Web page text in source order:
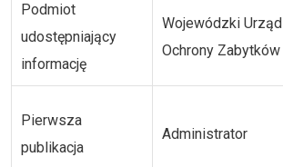
Podmiot
udostępniający
informację
Wojewódzki Urząd
Ochrony Zabytków
Pierwsza
publikacja
Administrator